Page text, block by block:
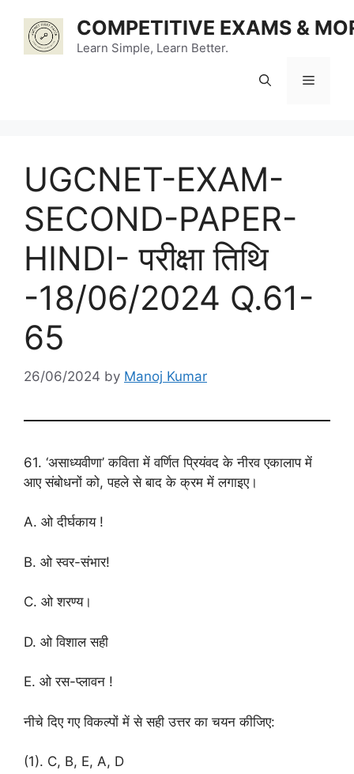
content
COMPETITIVE EXAMS &
Learn Simple, Learn Better.
Menu
UGCNET-EXAM-
SECOND-PAPER-
HINDI- परीक्षा तिथि
-18/06/2024 Q.61-
65
26/06/2024 by Manoj Kumar
61. ‘असाध्यवीणा’ कविता में वर्णित प्रियंवद के नीरव एकालाप में
आए संबोधनों को, पहले से बाद के क्रम में लगाइए।
A. ओ दीर्घकाय !
B. ओ स्वर-संभार!
C. ओ शरण्य।
D. ओ विशाल सही
E. ओ रस-प्लावन !
नीचे दिए गए विकल्पों में से सही उत्तर का चयन कीजिए:
(1). C, B, E, A, D